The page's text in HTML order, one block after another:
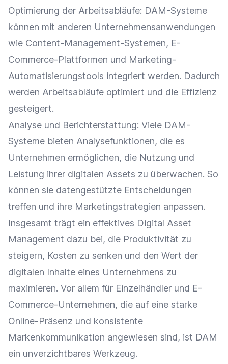
Optimierung der Arbeitsabläufe: DAM-Systeme
können mit anderen Unternehmensanwendungen
wie Content-Management-Systemen, E-
Commerce-Plattformen und Marketing-
Automatisierungstools integriert werden. Dadurch
werden Arbeitsabläufe optimiert und die Effizienz
gesteigert.
Analyse und Berichterstattung: Viele DAM-
Systeme bieten Analysefunktionen, die es
Unternehmen ermöglichen, die Nutzung und
Leistung ihrer digitalen Assets zu überwachen. So
können sie datengestützte Entscheidungen
treffen und ihre Marketingstrategien anpassen.
Insgesamt trägt ein effektives Digital Asset
Management dazu bei, die Produktivität zu
steigern, Kosten zu senken und den Wert der
digitalen Inhalte eines Unternehmens zu
maximieren. Vor allem für Einzelhändler und E-
Commerce-Unternehmen, die auf eine starke
Online-Präsenz und konsistente
Markenkommunikation angewiesen sind, ist DAM
ein unverzichtbares Werkzeug.